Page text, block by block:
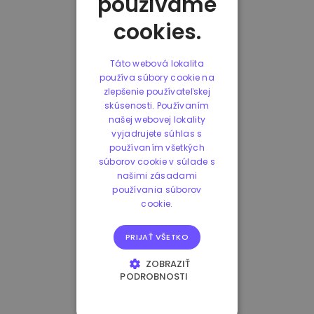
cookies.
Táto webová lokalita
používa súbory cookie na
zlepšenie používateľskej
skúsenosti. Používaním
našej webovej lokality
vyjadrujete súhlas s
používaním všetkých
súborov cookie v súlade s
našimi zásadami
používania súborov
cookie.
PRIJAŤ VŠETKO
ZOBRAZIŤ
PODROBNOSTI